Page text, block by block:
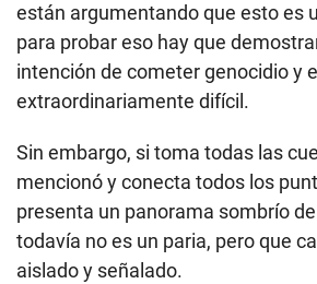
están argumentando que esto es
para probar eso hay que
intención de cometer genocidio y
extraordinariamente difícil.
Sin embargo, si toma todas las
mencionó y conecta todos los
presenta un panorama sombrío
todavía no es un paria, pero que
aislado y señalado.